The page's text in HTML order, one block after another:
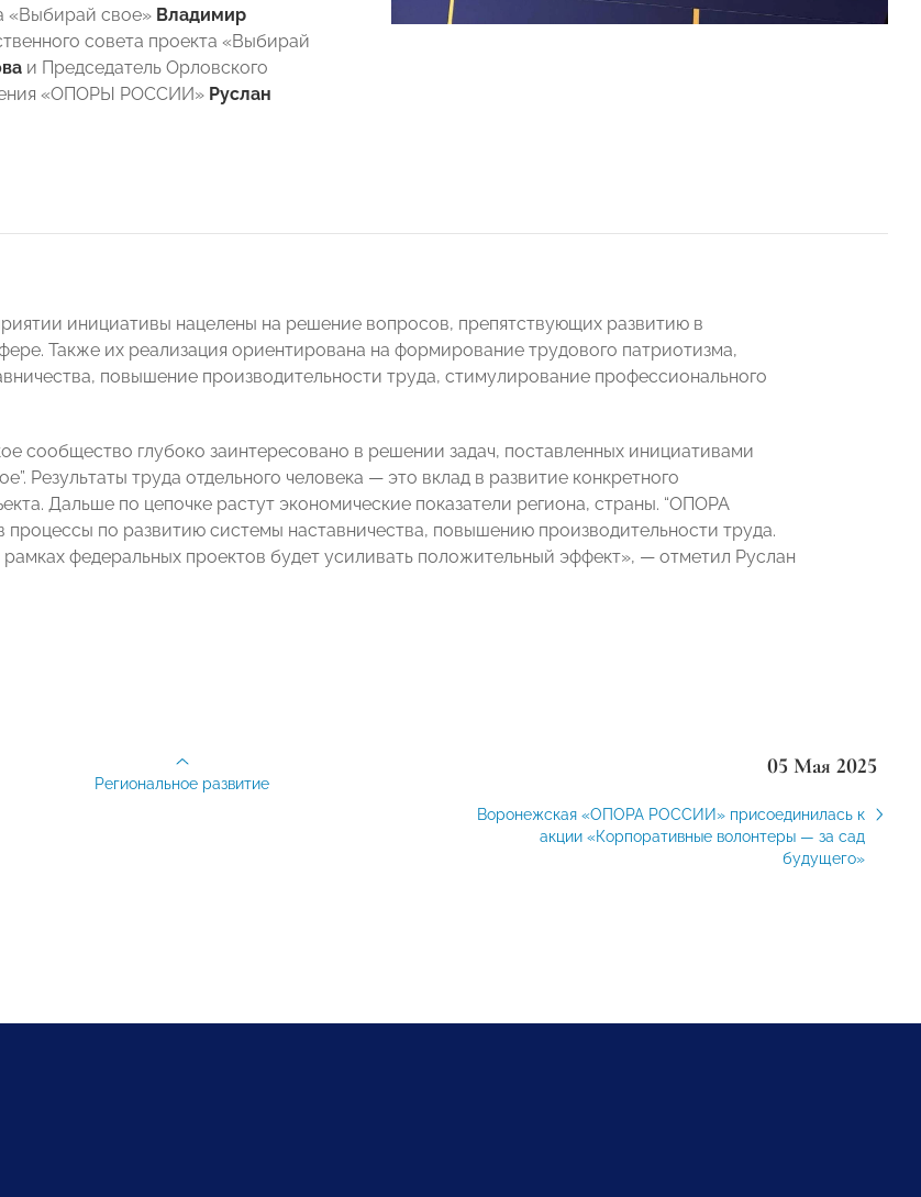
«Выбирай свое» Владимир
совета проекта «Выбирай
и Председатель Орловского
«ОПОРЫ РОССИИ» Руслан
инициативы нацелены на решение вопросов, препятствующих развитию в
Также их реализация ориентирована на формирование трудового патриотизма,
повышение производительности труда, стимулирование профессионального
сообщество глубоко заинтересовано в решении задач, поставленных инициативами
Результаты труда отдельного человека — это вклад в развитие конкретного
Дальше по цепочке растут экономические показатели региона, страны. “ОПОРА
по развитию системы наставничества, повышению производительности труда.
федеральных проектов будет усиливать положительный эффект», — отметил Руслан
05 Мая 2025
Воронежская «ОПОРА РОССИИ» присоединилась к
акции «Корпоративные волонтеры — за сад
будущего»
Региональное развитие